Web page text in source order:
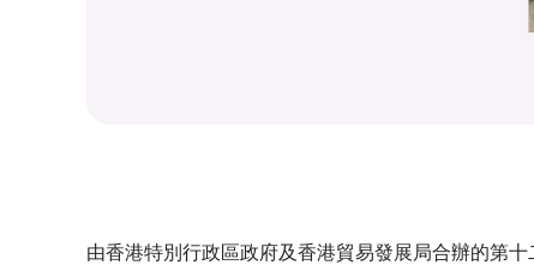
由香港特別行政區政府及香港貿易發展局合辦的第